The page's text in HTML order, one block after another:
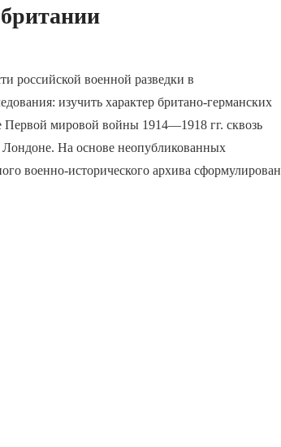
российской военной разведки в
изучить характер британо-германских
Первой мировой войны 1914—1918 гг. сквозь
На основе неопубликованных
военно-исторического архива сформулирован